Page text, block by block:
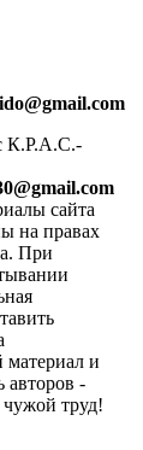
К.Р.А.С.-
сайта
на правах
При
материал и
авторов -
труд!